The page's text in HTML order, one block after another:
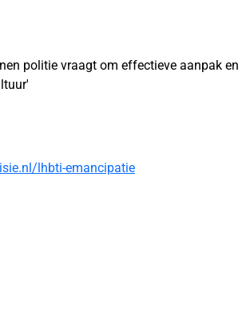
politie vraagt om effectieve aanpak en
lhbti-emancipatie